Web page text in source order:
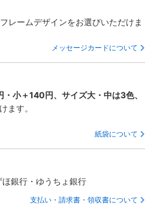
レームデザインをお選びいただけま
メッセージカードについて
小＋140円、サイズ大・中は3色、
ます。
紙袋について
銀行・ゆうちょ銀行
支払い・請求書・領収書について